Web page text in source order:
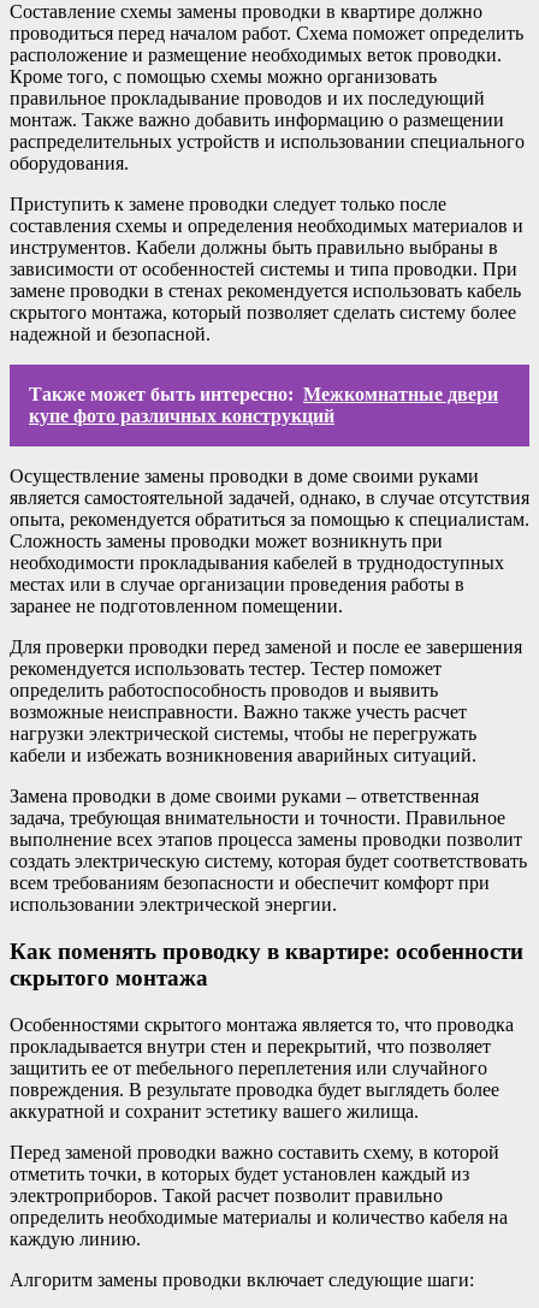
Составление схемы замены проводки в квартире должно
проводиться перед началом работ. Схема поможет определить
расположение и размещение необходимых веток проводки.
Кроме того, с помощью схемы можно организовать
правильное прокладывание проводов и их последующий
монтаж. Также важно добавить информацию о размещении
распределительных устройств и использовании специального
оборудования.
Приступить к замене проводки следует только после
составления схемы и определения необходимых материалов и
инструментов. Кабели должны быть правильно выбраны в
зависимости от особенностей системы и типа проводки. При
замене проводки в стенах рекомендуется использовать кабель
скрытого монтажа, который позволяет сделать систему более
надежной и безопасной.
Также может быть интересно: Межкомнатные двери
купе фото различных конструкций
Осуществление замены проводки в доме своими руками
является самостоятельной задачей, однако, в случае отсутствия
опыта, рекомендуется обратиться за помощью к специалистам.
Сложность замены проводки может возникнуть при
необходимости прокладывания кабелей в труднодоступных
местах или в случае организации проведения работы в
заранее не подготовленном помещении.
Для проверки проводки перед заменой и после ее завершения
рекомендуется использовать тестер. Тестер поможет
определить работоспособность проводов и выявить
возможные неисправности. Важно также учесть расчет
нагрузки электрической системы, чтобы не перегружать
кабели и избежать возникновения аварийных ситуаций.
Замена проводки в доме своими руками – ответственная
задача, требующая внимательности и точности. Правильное
выполнение всех этапов процесса замены проводки позволит
создать электрическую систему, которая будет соответствовать
всем требованиям безопасности и обеспечит комфорт при
использовании электрической энергии.
Как поменять проводку в квартире: особенности
скрытого монтажа
Особенностями скрытого монтажа является то, что проводка
прокладывается внутри стен и перекрытий, что позволяет
защитить ее от meбельного переплетения или случайного
повреждения. В результате проводка будет выглядеть более
аккуратной и сохранит эстетику вашего жилища.
Перед заменой проводки важно составить схему, в которой
отметить точки, в которых будет установлен каждый из
электроприборов. Такой расчет позволит правильно
определить необходимые материалы и количество кабеля на
каждую линию.
Алгоритм замены проводки включает следующие шаги: